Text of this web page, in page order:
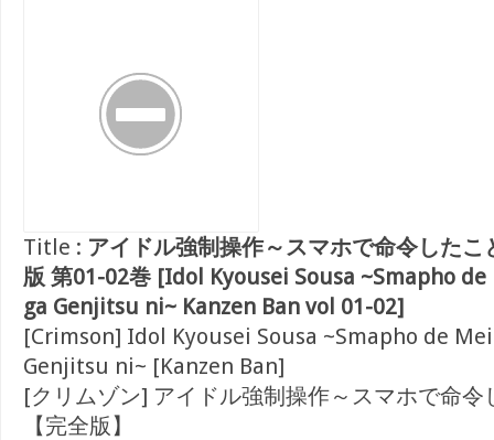
Title : アイドル強制操作～スマホで命令したこ
版 第01-02巻 [Idol Kyousei Sousa ~Smapho
ga Genjitsu ni~ Kanzen Ban vol 01-02]
[Crimson] Idol Kyousei Sousa ~Smapho de
Genjitsu ni~ [Kanzen Ban]
[クリムゾン] アイドル強制操作～スマホで命令
【完全版】